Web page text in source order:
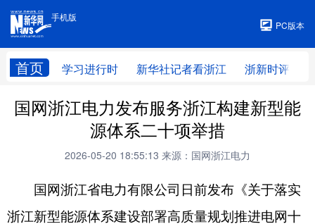
手机版
PC版本
首页 学习进行时 新华社记者看浙江 浙新时评
手机版
国网浙江电力发布服务浙江构建新型能
源体系二十项举措
2026-05-20 18:55:13 来源：国网浙江电力
国网浙江省电力有限公司日前发布《关于落实
浙江新型能源体系建设部署高质量规划推进电网十